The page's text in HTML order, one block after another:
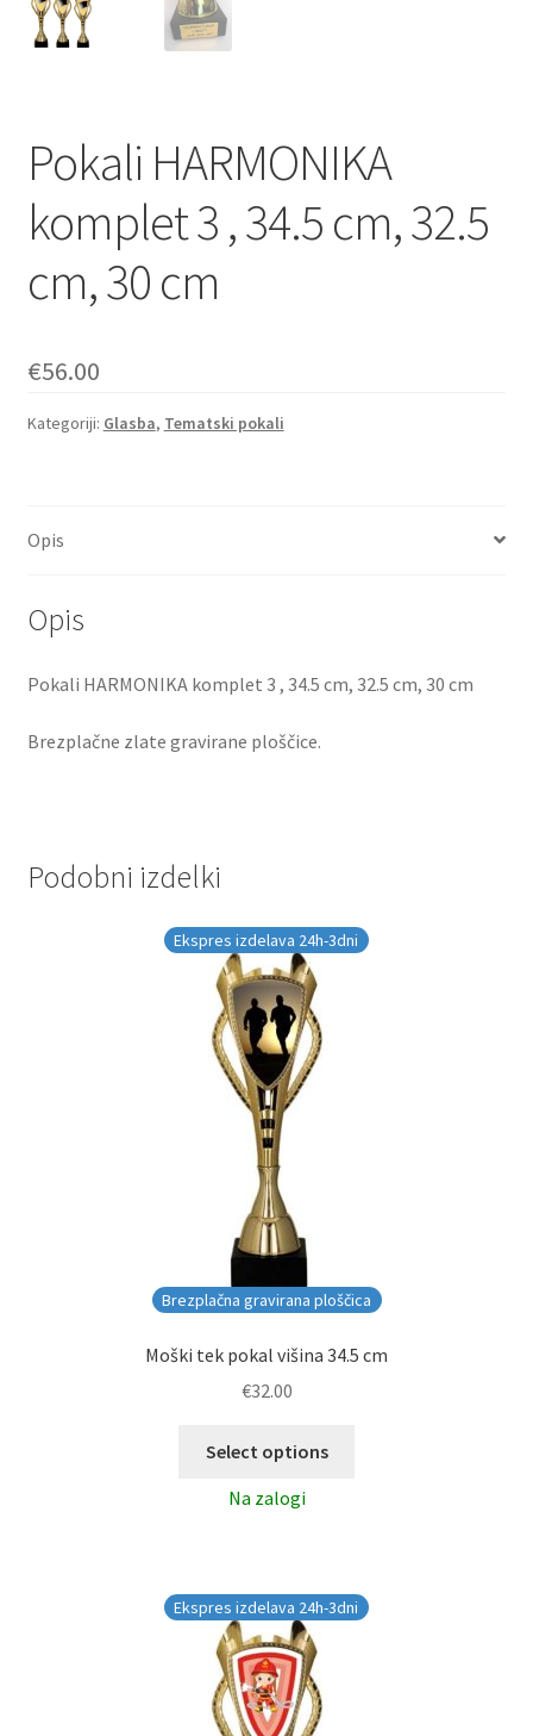
Pokali HARMONIKA
komplet 3 , 34.5 cm, 32.5
cm, 30 cm
€56.00
Kategoriji: Glasba, Tematski pokali
Opis
Opis
Pokali HARMONIKA komplet 3 , 34.5 cm, 32.5 cm, 30 cm
Brezplačne zlate gravirane ploščice.
Podobni izdelki
Brezplačna gravirana ploščica
Ekspres izdelava 24h-3dni
Moški tek pokal višina 34.5 cm
€32.00
Select options
Na zalogi
Ekspres izdelava 24h-3dni